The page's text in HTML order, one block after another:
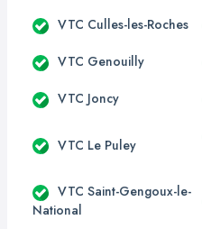
VTC Culles-les-Roches
VTC Genouilly
VTC Joncy
VTC Le Puley
VTC Saint-Gengoux-le-
National